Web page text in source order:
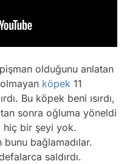
olduğunu anlatan
köpek 11
Bu köpek beni ısırdı,
sonra oğluma yöneldi
hiç bir şeyi yok.
bağlamadılar.
saldırdı.